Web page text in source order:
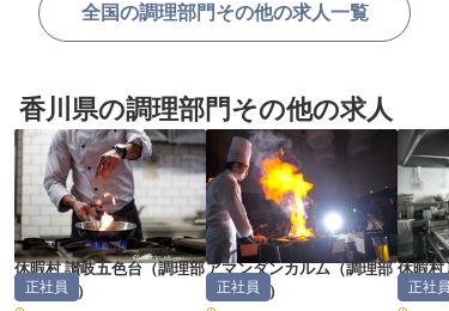
全国の調理部門その他の求人一覧
香川県の調理部門その他の求人
休暇村 讃岐五色台（調理部
門その他 ）
正社員
アマンダンカルム（調理部
門その他 ）
正社員
休暇村
門その
正社員